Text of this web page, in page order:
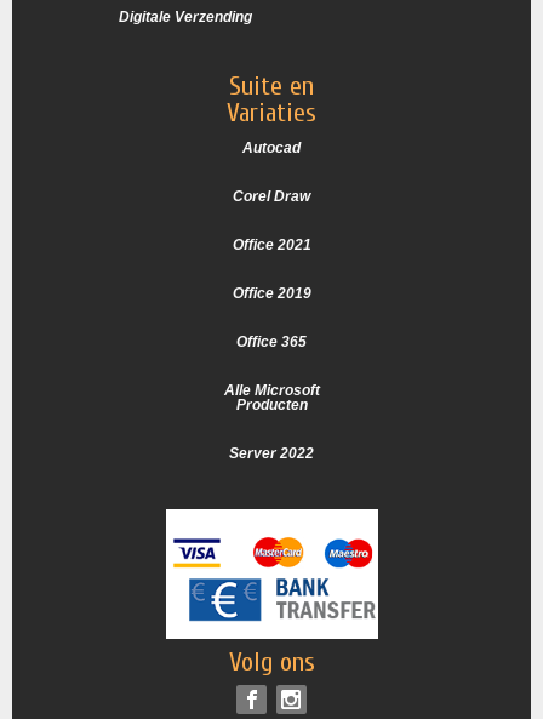
Digitale Verzending
Suite en
Variaties
Autocad
Corel Draw
Office 2021
Office 2019
Office 365
Alle Microsoft
Producten
Server 2022
Volg ons